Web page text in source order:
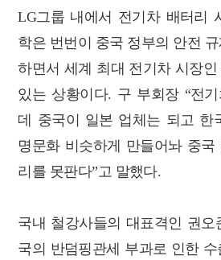
LG그룹 내에서 전기차 배터리
학은 번번이 중국 정부의 안전
하면서 세계 최대 전기차 시장
있는 상황이다. 구 부회장 “전
데 중국이 일본 업체는 되고 한
명문화 비슷하게 만들어놔 중국
리를 못판다”고 말했다.
국내 철강사들의 대표격인 권오
국의 반덤핑관세 부과로 인한